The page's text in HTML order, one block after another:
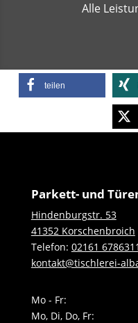
Alle
teilen
Parkett- und
Hindenburgstr. 53
41352 Korschenbroich
Telefon: 02161 6786311
kontakt@tischlerei-
Mo - Fr:
Mo, Di, Do, Fr: